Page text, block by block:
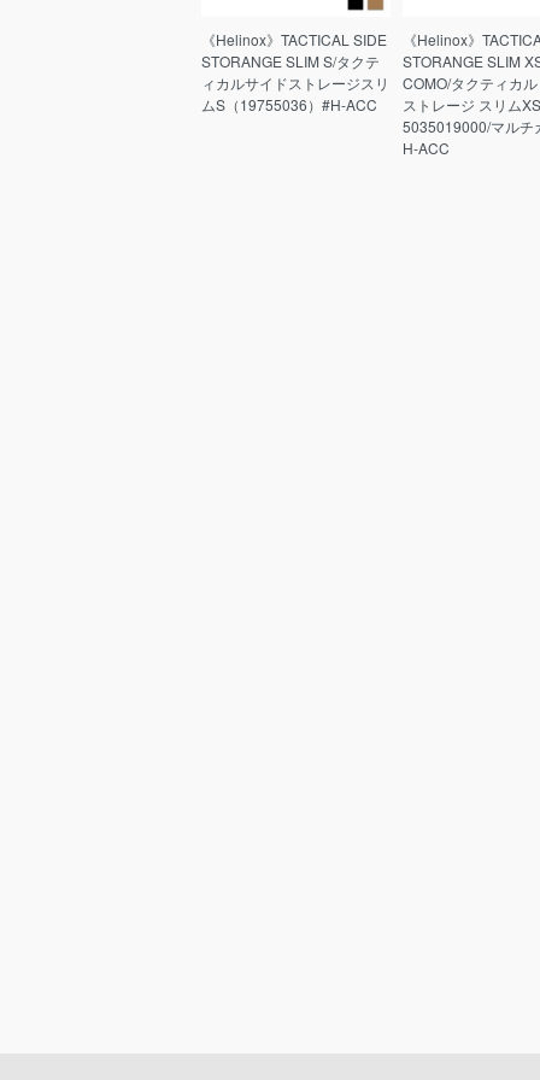
《Helinox》TACTICAL SIDE
STORANGE SLIM S/タクテ
ィカルサイドストレージスリ
ムS（19755036）#H-ACC
《Helinox》
STORANGE SLIM
COMO/タクティカ
ストレージ スリム
5035019000/マルチ
H-ACC